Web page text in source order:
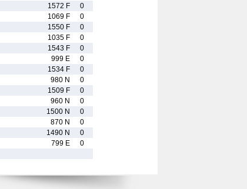
1572 F
0
1069 F
0
1550 F
0
1035 F
0
1543 F
0
999 E
0
1534 F
0
980 N
0
1509 F
0
960 N
0
1500 N
0
870 N
0
1490 N
0
799 E
0